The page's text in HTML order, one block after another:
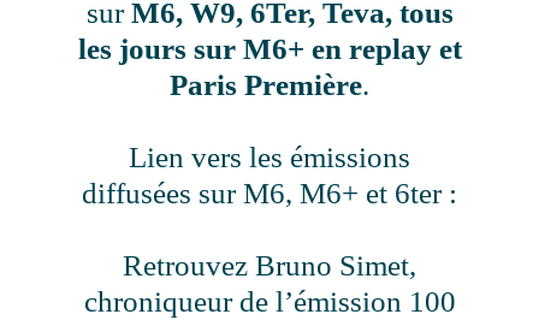
surM6, W9, 6Ter, Teva, tous
les jours sur M6+ en replay et
Paris Première.
Lien vers les émissions
diffusées sur M6, M6+ et 6ter :
Retrouvez Bruno Simet,
chroniqueur de l’émission 100